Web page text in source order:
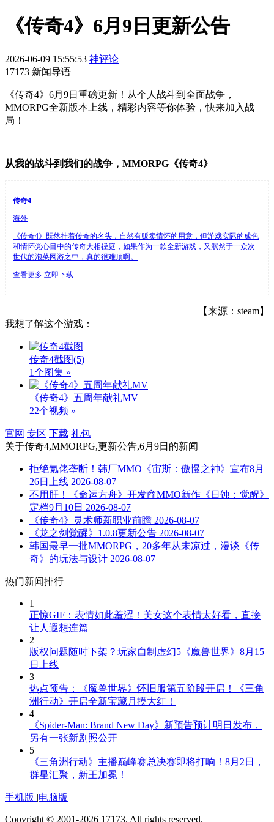
《传奇4》6月9日更新公告
2026-06-09 15:55:53 神评论
17173 新闻导语
《传奇4》6月9日重磅更新！从个人战斗到全面战争，
MMORPG全新版本上线，精彩内容等你体验，快来加入战
局！
从我的战斗到我们的战争，MMORPG《传奇4》
传奇4
海外
《传奇4》既然挂着传奇的名头，自然有贩卖情怀的用意，但游戏实际的成色
和情怀党心目中的传奇大相径庭，如果作为一款全新游戏，又泯然于一众次
世代的泡菜网游之中，真的很难顶啊。
查看更多 立即下载
【来源：steam】
我想了解这个游戏：
传奇4截图(5)
1个图集 »
《传奇4》五周年献礼MV
22个视频 »
官网 专区 下载 礼包
关于传奇4,MMORPG,更新公告,6月9日 的新闻
拒绝氪佬垄断！韩厂MMO《宙斯：傲慢之神》宣布8月
26日上线 2026-08-07
不用肝！《命运方舟》开发商MMO新作《日蚀：觉醒》
定档9月10日 2026-08-07
《传奇4》灵术师新职业前瞻 2026-08-07
《龙之剑觉醒》1.0.8更新公告 2026-08-07
韩国最早一批MMORPG，20多年从未凉过，漫谈《传
奇》的玩法与设计 2026-08-07
热门新闻排行
1
正惊GIF：表情如此羞涩！美女这个表情太好看，直接
让人遐想连篇
2
版权问题随时下架？玩家自制虚幻5《魔兽世界》8月15
日上线
3
热点预告：《魔兽世界》怀旧服第五阶段开启！《三角
洲行动》开启全新宝藏月摸大红！
4
《Spider-Man: Brand New Day》新预告预计明日发布，
另有一张新剧照公开
5
《三角洲行动》主播巅峰赛总决赛即将打响！8月2日，
群星汇聚，新王加冕！
手机版 |电脑版
Copyright © 2001-2026 17173. All rights reserved.